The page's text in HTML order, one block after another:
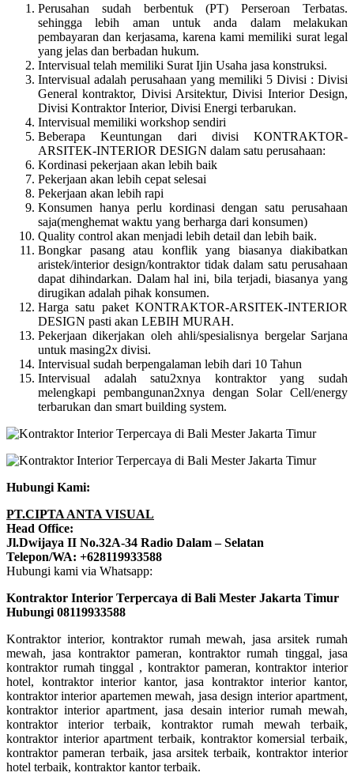
Perusahan sudah berbentuk (PT) Perseroan Terbatas.
sehingga lebih aman untuk anda dalam melakukan
pembayaran dan kerjasama, karena kami memiliki surat legal
yang jelas dan berbadan hukum.
Intervisual telah memiliki Surat Ijin Usaha jasa konstruksi.
Intervisual adalah perusahaan yang memiliki 5 Divisi : Divisi
General kontraktor, Divisi Arsitektur, Divisi Interior Design,
Divisi Kontraktor Interior, Divisi Energi terbarukan.
Intervisual memiliki workshop sendiri
Beberapa Keuntungan dari divisi KONTRAKTOR-
ARSITEK-INTERIOR DESIGN dalam satu perusahaan:
Kordinasi pekerjaan akan lebih baik
Pekerjaan akan lebih cepat selesai
Pekerjaan akan lebih rapi
Konsumen hanya perlu kordinasi dengan satu perusahaan
saja(menghemat waktu yang berharga dari konsumen)
Quality control akan menjadi lebih detail dan lebih baik.
Bongkar pasang atau konflik yang biasanya diakibatkan
aristek/interior design/kontraktor tidak dalam satu perusahaan
dapat dihindarkan. Dalam hal ini, bila terjadi, biasanya yang
dirugikan adalah pihak konsumen.
Harga satu paket KONTRAKTOR-ARSITEK-INTERIOR
DESIGN pasti akan LEBIH MURAH.
Pekerjaan dikerjakan oleh ahli/spesialisnya bergelar Sarjana
untuk masing2x divisi.
Intervisual sudah berpengalaman lebih dari 10 Tahun
Intervisual adalah satu2xnya kontraktor yang sudah
melengkapi pembangunan2xnya dengan Solar Cell/energy
terbarukan dan smart building system.
Hubungi Kami:
PT.CIPTA ANTA VISUAL
Head Office:
Jl.Dwijaya II No.32A-34 Radio Dalam – Selatan
Telepon/WA: +628119933588
Hubungi kami via Whatsapp:
Kontraktor Interior Terpercaya di Bali Mester Jakarta Timur
Hubungi 08119933588
Kontraktor interior, kontraktor rumah mewah, jasa arsitek rumah
mewah, jasa kontraktor pameran, kontraktor rumah tinggal, jasa
kontraktor rumah tinggal , kontraktor pameran, kontraktor interior
hotel, kontraktor interior kantor, jasa kontraktor interior kantor,
kontraktor interior apartemen mewah, jasa design interior apartment,
kontraktor interior apartment, jasa desain interior rumah mewah,
kontraktor interior terbaik, kontraktor rumah mewah terbaik,
kontraktor interior apartment terbaik, kontraktor komersial terbaik,
kontraktor pameran terbaik, jasa arsitek terbaik, kontraktor interior
hotel terbaik, kontraktor kantor terbaik.